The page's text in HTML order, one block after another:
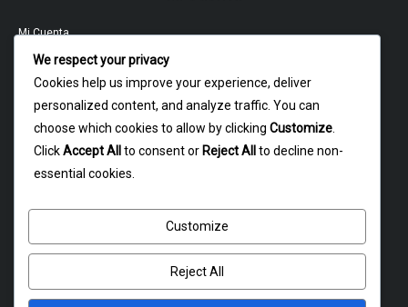
Mi Cuenta
Garantía Y Devoluciones
Política Y Privacidad
Dagoberto godoy 16, cerrillos
atencion@rxmotochile.cl
+56934993058
We respect your privacy
Cookies help us improve your experience, deliver
personalized content, and analyze traffic. You can
choose which cookies to allow by clicking Customize
ClickAccept All to consent or Reject All to decline non-
essential cookies.
Customize
Reject All